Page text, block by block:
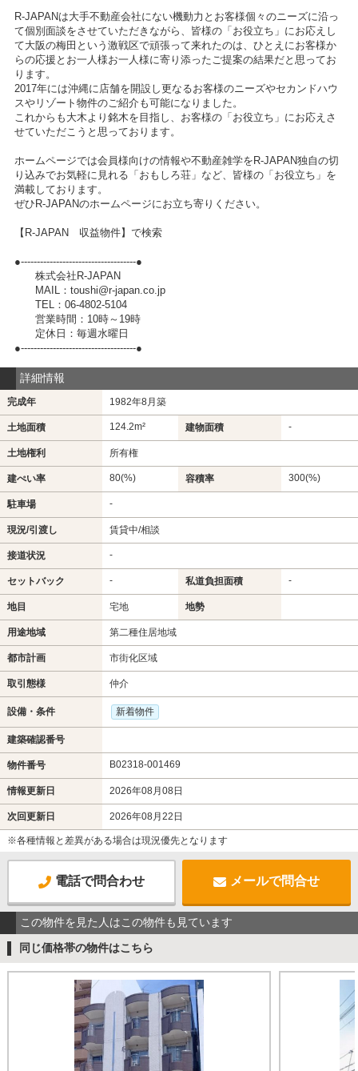
R-JAPANは大手不動産会社にない機動力とお客様個々のニーズに沿っ
て個別面談をさせていただきながら、皆様の「お役立ち」にお応えし
て大阪の梅田という激戦区で頑張って来れたのは、ひとえにお客様か
らの応援とお一人様お一人様に寄り添ったご提案の結果だと思ってお
ります。
2017年には沖縄に店舗を開設し更なるお客様のニーズやセカンドハウ
スやリゾート物件のご紹介も可能になりました。
これからも大木より銘木を目指し、お客様の「お役立ち」にお応えさ
せていただこうと思っております。
ホームページでは会員様向けの情報や不動産雑学をR-JAPAN独自の切
り込みでお気軽に見れる「おもしろ荘」など、皆様の「お役立ち」を
満載しております。
ぜひR-JAPANのホームページにお立ち寄りください。
【R-JAPAN 収益物件】で検索
●------------------------------------●
株式会社R-JAPAN
MAIL：toushi@r-japan.co.jp
TEL：06-4802-5104
営業時間：10時～19時
定休日：毎週水曜日
●------------------------------------●
詳細情報
完成年 1982年8月築
土地面積 124.2m² 建物面積 -
土地権利 所有権
建ぺい率 80(%) 容積率 300(%)
駐車場 -
現況/引渡し 賃貸中/相談
接道状況 -
セットバック - 私道負担面積 -
地目 宅地 地勢
用途地域 第二種住居地域
都市計画 市街化区域
取引態様 仲介
設備・条件 新着物件
建築確認番号
物件番号 B02318-001469
情報更新日 2026年08月08日
次回更新日 2026年08月22日
※各種情報と差異がある場合は現況優先となります
電話で問合わせ メールで問合せ
この物件を見た人はこの物件も見ています
同じ価格帯の物件はこちら